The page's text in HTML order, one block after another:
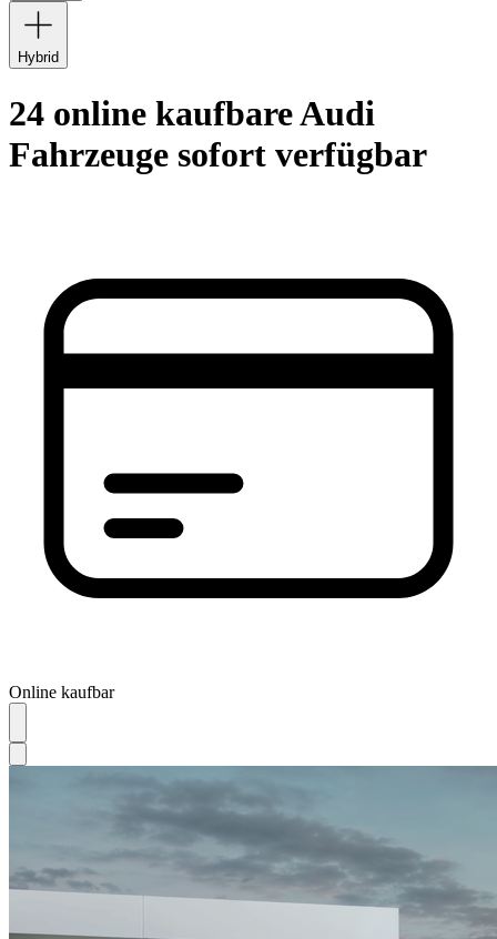
Hybrid
24 online kaufbare Audi
Fahrzeuge sofort verfügbar
Online kaufbar